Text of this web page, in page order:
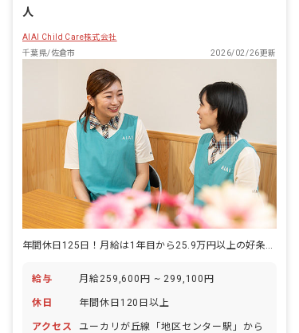
は、一人ひとりの子どもに合わせた保育
です。子どもの発達段階に合わせて保育
を個別化し、興味・関心に合わせて遊び
の個性を大切にします。小学校への就学
支援にも力を入れており、3歳～5歳の子
どもに就学前教育プログラム（楽しみな
がら学ぶ思考教育）を段階的に提供しま
す。
人
AIAI Child Care株式会社
千葉県/佐倉市
2026/02/26更新
給与 月給259,600円 ~ 299,100円
休日 年間休日120日以上
アクセス
ユーカリが丘線「地区センター駅」から